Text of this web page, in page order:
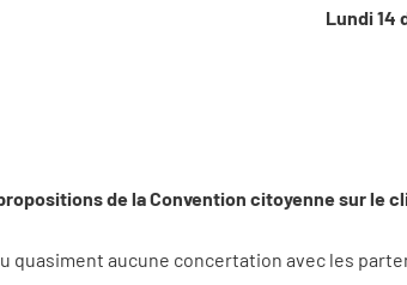
Lundi 14
de la Convention citoyenne sur le
quasiment aucune concertation avec les